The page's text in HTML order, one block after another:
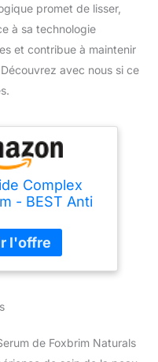
promet de lisser,
à sa technologie
et contribue à maintenir
avec nous si ce
Complex
- BEST Anti
Skin Care -
Delivery
Skin Care -
Smooth and
&
de Foxbrim Naturals